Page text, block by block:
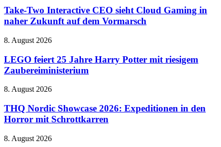
Handy
Interactive
CEO
sieht
Gaming
naher
Zukunft
dem
Take-Two Interactive CEO sieht Cloud Gaming in
naher Zukunft auf dem Vormarsch
LEGO
25
Jahre
Harry
mit
Zaubereiministerium
8. August 2026
LEGO feiert 25 Jahre Harry Potter mit riesigem
Zaubereiministerium
THQ
Showcase
2026:
Expeditionen
den
8. August 2026
THQ Nordic Showcase 2026: Expeditionen in den
Horror mit Schrottkarren
The
8. August 2026